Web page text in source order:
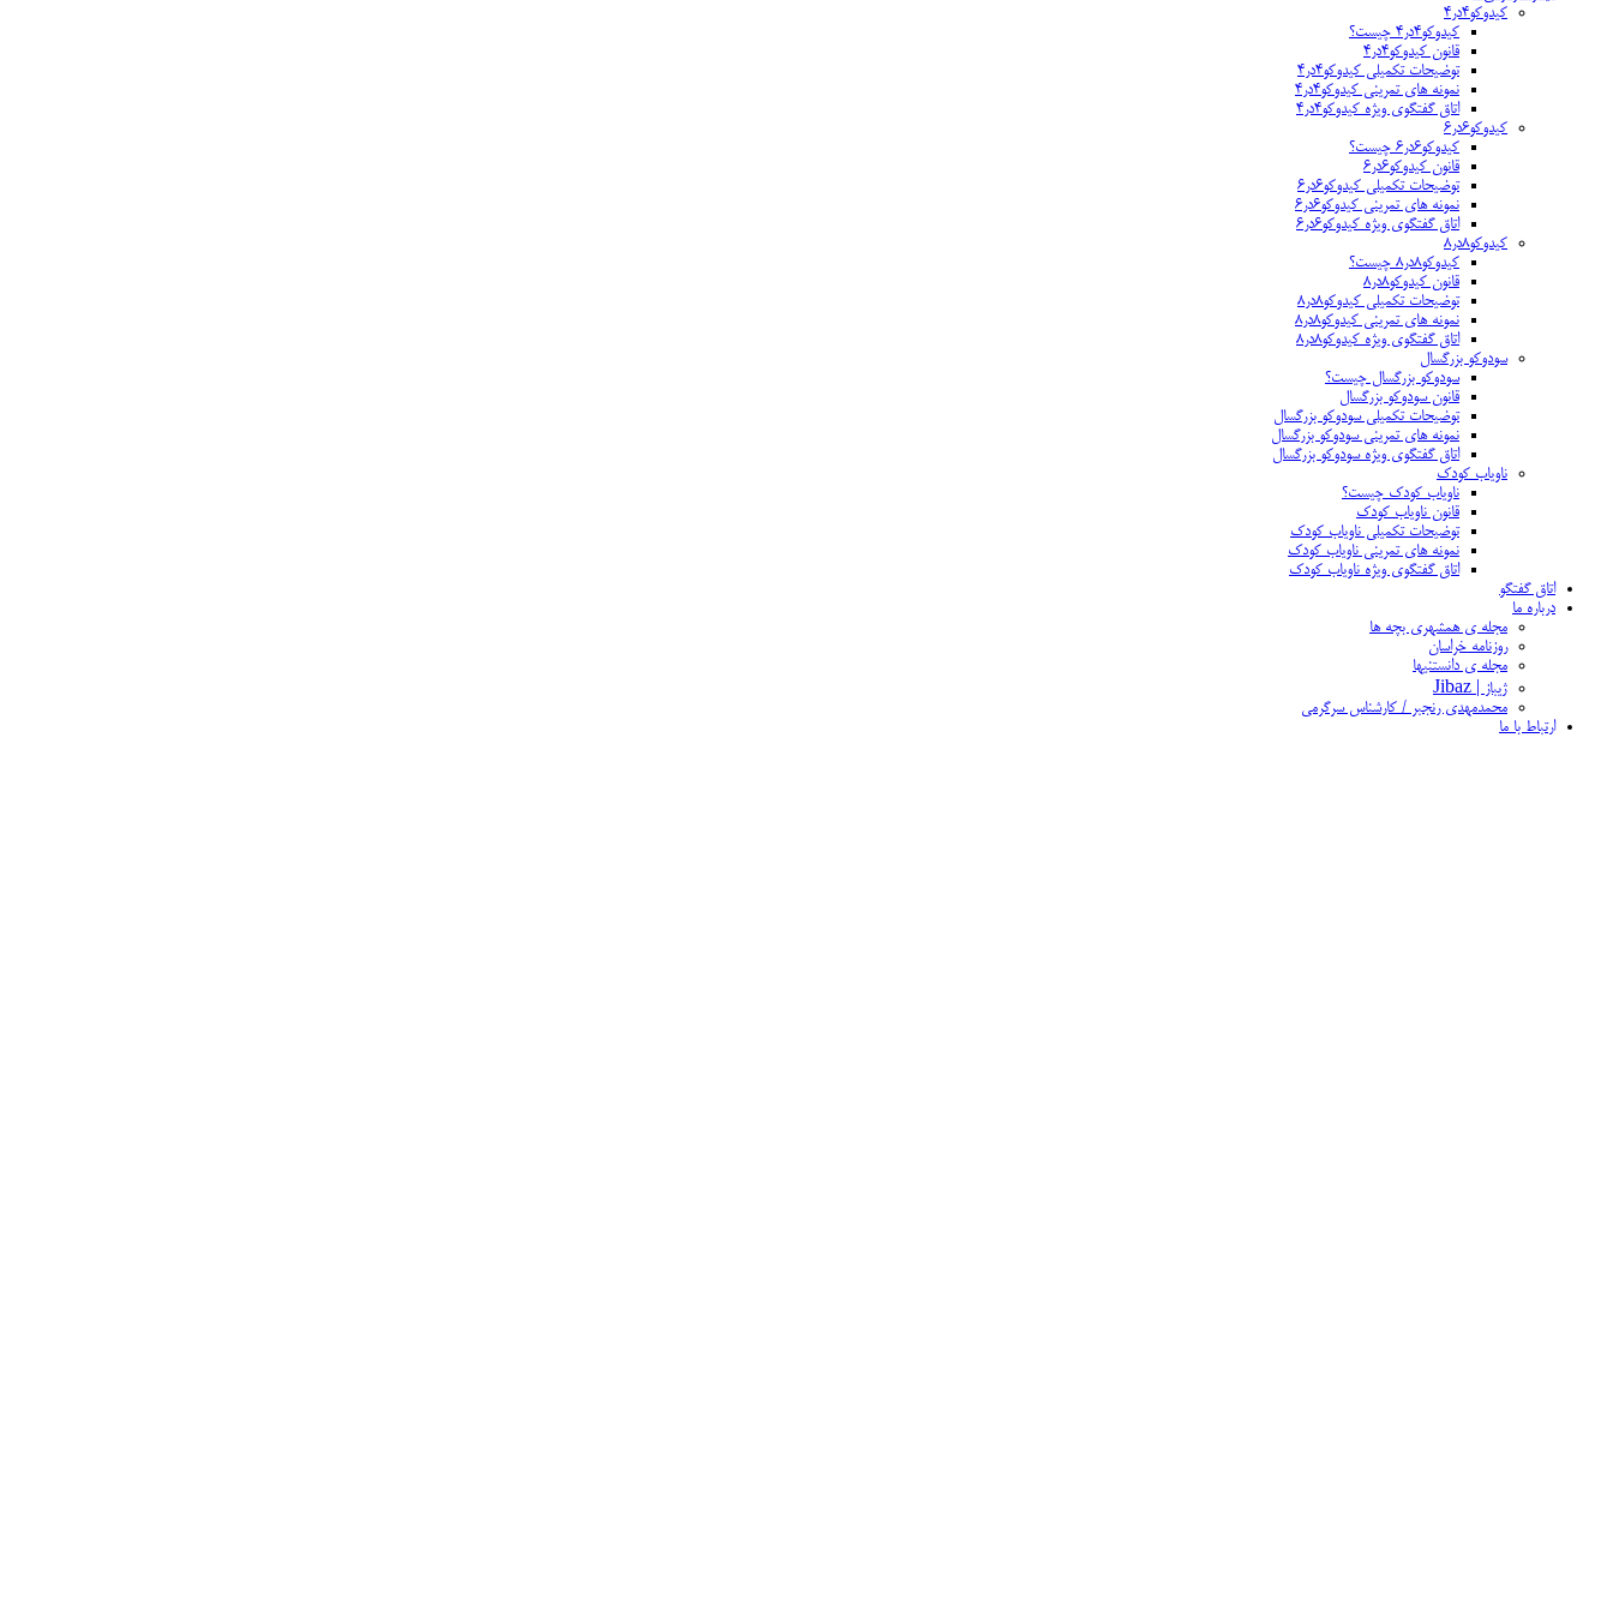
کیدوکو۴در۴
کیدوکو۴در۴ چیست؟
قانون کیدوکو۴در۴
توضیحات تکمیلی کیدوکو۴در۴
نمونه های تمرینی کیدوکو۴در۴
اتاق گفتگوی ویژه کیدوکو۴در۴
کیدوکو۶در۶
کیدوکو۶در۶ چیست؟
قانون کیدوکو۶در۶
توضیحات تکمیلی کیدوکو۶در۶
نمونه های تمرینی کیدوکو۶در۶
اتاق گفتگوی ویژه کیدوکو۶در۶
کیدوکو۸در۸
کیدوکو۸در۸ چیست؟
قانون کیدوکو۸در۸
توضیحات تکمیلی کیدوکو۸در۸
نمونه های تمرینی کیدوکو۸در۸
اتاق گفتگوی ویژه کیدوکو۸در۸
سودوکو بزرگسال
سودوکو بزرگسال چیست؟
قانون سودوکو بزرگسال
توضیحات تکمیلی سودوکو بزرگسال
نمونه های تمرینی سودوکو بزرگسال
اتاق گفتگوی ویژه سودوکو بزرگسال
ناویاب کودک
ناویاب کودک چیست؟
قانون ناویاب کودک
توضیحات تکمیلی ناویاب کودک
نمونه های تمرینی ناویاب کودک
اتاق گفتگوی ویژه ناویاب کودک
اتاق گفتگو
درباره ما
مجله ی همشهری بچه ها
روزنامه خراسان
مجله ی دانستنیها
ژیباز | Jibaz
محمدمهدی رنجبر / کارشناس سرگرمی
ارتباط با ما